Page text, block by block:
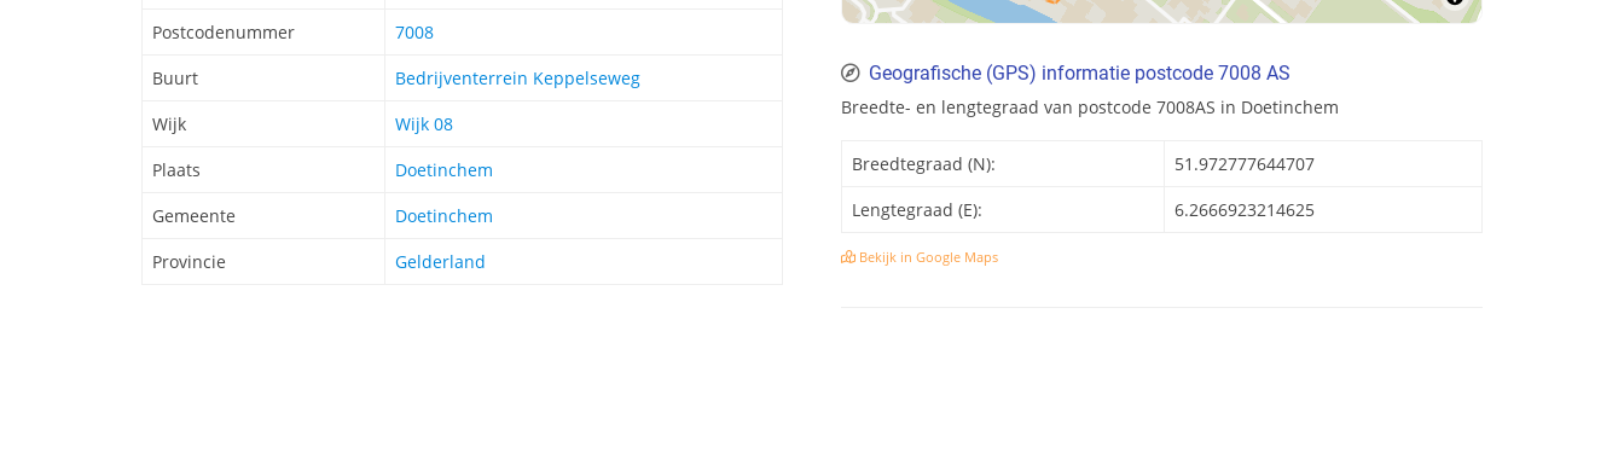
Postcodenummer
7008
Buurt
Bedrijventerrein Keppelseweg
Wijk
Wijk 08
Plaats
Doetinchem
Gemeente
Doetinchem
Provincie
Gelderland
Geografische (GPS) informatie postcode 7008 AS
Breedte- en lengtegraad van postcode 7008AS in Doetinchem
Breedtegraad (N):
51.972777644707
Lengtegraad (E):
6.2666923214625
Bekijk in Google Maps